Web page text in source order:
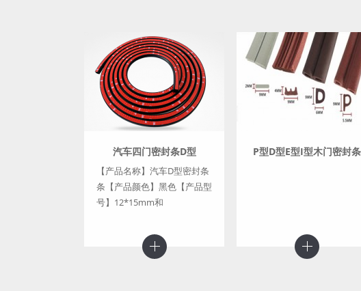
汽车四门密封条D型
【产品名称】汽车D型密封条
条【产品颜色】黑色【产品型
号】12*15mm和
自封袋或纸箱【产品材料】原
包进口三元乙丙...
P型D型E型I型木门密封条